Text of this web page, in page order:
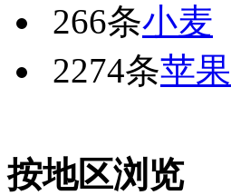
266条小麦
2274条苹果
按地区浏览